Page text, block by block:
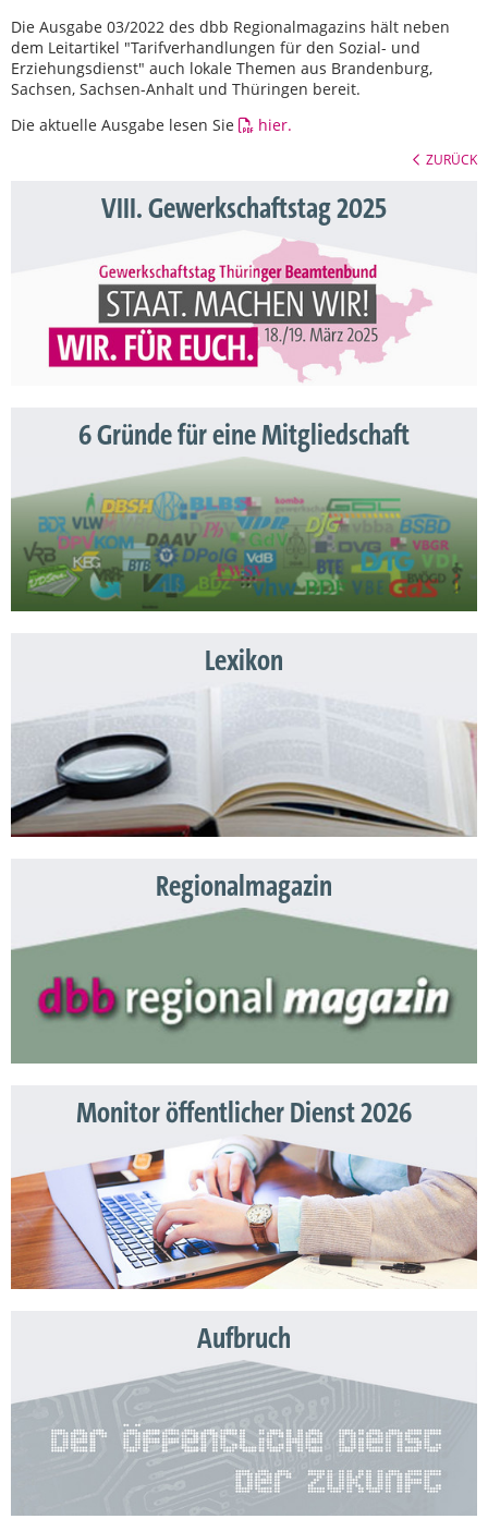
Die Ausgabe 03/2022 des dbb Regionalmagazins hält neben
dem Leitartikel "Tarifverhandlungen für den Sozial- und
Erziehungsdienst" auch lokale Themen aus Brandenburg,
Sachsen, Sachsen-Anhalt und Thüringen bereit.
Die aktuelle Ausgabe lesen Sie
hier.
ZURÜCK
VIII. Gewerkschaftstag 2025
6 Gründe für eine Mitgliedschaft
Lexikon
Regionalmagazin
Monitor öffentlicher Dienst 2026
Aufbruch